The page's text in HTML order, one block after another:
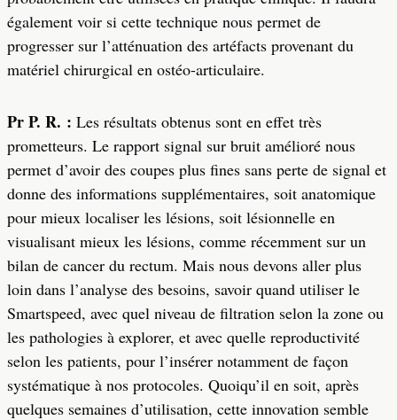
également voir si cette technique nous permet de
progresser sur l’atténuation des artéfacts provenant du
matériel chirurgical en ostéo-articulaire.
Pr P. R. : Les résultats obtenus sont en effet très
prometteurs. Le rapport signal sur bruit amélioré nous
permet d’avoir des coupes plus fines sans perte de signal et
donne des informations supplémentaires, soit anatomique
pour mieux localiser les lésions, soit lésionnelle en
visualisant mieux les lésions, comme récemment sur un
bilan de cancer du rectum. Mais nous devons aller plus
loin dans l’analyse des besoins, savoir quand utiliser le
Smartspeed, avec quel niveau de filtration selon la zone ou
les pathologies à explorer, et avec quelle reproductivité
selon les patients, pour l’insérer notamment de façon
systématique à nos protocoles. Quoiqu’il en soit, après
quelques semaines d’utilisation, cette innovation semble